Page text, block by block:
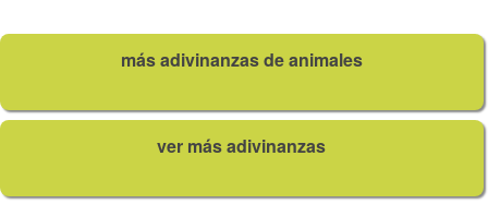
más adivinanzas de animales
ver más adivinanzas